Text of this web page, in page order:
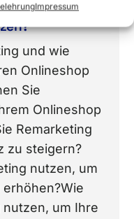
Impressum
wie kann ich
und wie
Onlineshop
Sie
Onlineshop
Remarketing
zu steigern?
nutzen, um
um Ihre